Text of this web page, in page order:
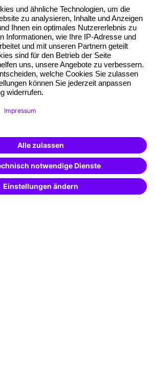
finden -
was du suchst und erhalte
Weiterbildungen vomKI-Berater
treffsicher.